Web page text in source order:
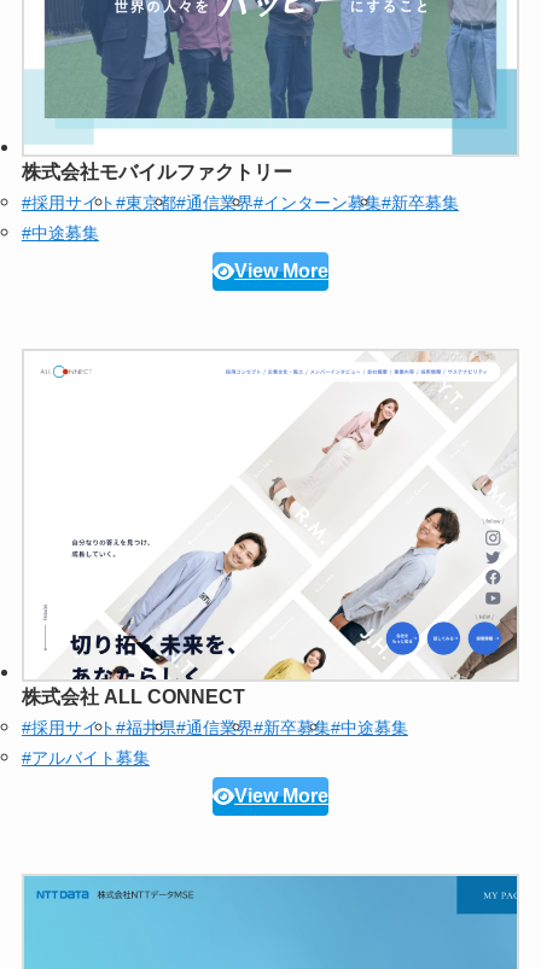
株式会社モバイルファクトリー
#採用サイト#東京都#通信業界#インターン募集#新卒募集
#中途募集
View More
株式会社 ALL CONNECT
#採用サイト#福井県#通信業界#新卒募集#中途募集
#アルバイト募集
View More